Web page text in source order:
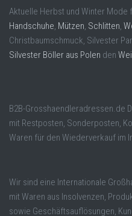
Aktuelle Herbst und Winter Mode
Handschuhe, Mützen, Schlitten,
Christbaumschmuck, Silvester
Silvester Böller aus Polen den
B2B-Grosshaendleradressen.de
mit Restposten, Sonderposten,
Waren für den Wiederverkauf im
Wir sind eine Internationale
mit Waren aus Insolvenzen,
sowie Geschäftsauflösungen,